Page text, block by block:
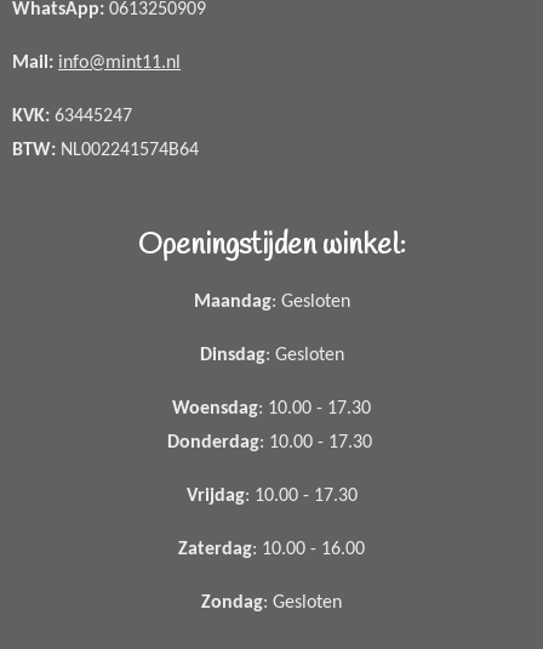
WhatsApp: 0613250909
Mail: info@mint11.nl
KVK: 63445247
BTW: NL002241574B64
Openingstijden winkel:
Maandag: Gesloten
Dinsdag: Gesloten
Woensdag: 10.00 - 17.30
Donderdag: 10.00 - 17.30
Vrijdag: 10.00 - 17.30
Zaterdag: 10.00 - 16.00
Zondag: Gesloten